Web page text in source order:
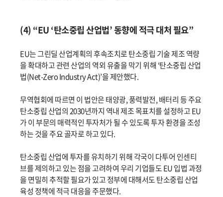
(4) “EU ‘탄소중립 산업법’ 동향에 적극 대처 필요”
EU는 그린딜 산업계획의 후속조치로 탄소중립 기술 제조 역량
을 확대하고 관련 산업의 역외 유출을 막기 위해 ‘탄소중립 산업
법(Net-Zero Industry Act)’을 제안했다.
무역협회에 따르면 이 법안은 태양광, 풍력발전, 배터리 등 주요
탄소중립 산업의 2030년까지 역내 제조 목표치를 설정하고 EU
가 이 부문의 매력적인 투자처가 될 수 있도록 투자 환경을 조성
하는 것을 주요 골자로 하고 있다.
탄소중립 산업에 투자를 유치하기 위해 각국이 다투어 인센티
브를 제의하고 있는 점을 고려하여 우리 기업들도 EU 입법 과정
을 면밀히 추적할 필요가 있고 정부에 대해서도 탄소중립 산업
육성 정책에 적극 대응을 주문했다.